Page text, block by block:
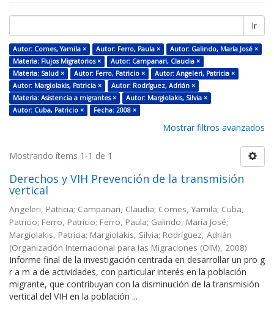
Ir
Autor: Comes, Yamila × Autor: Ferro, Paula ×
Autor: Galindo, María José ×
Materia: Flujos Migratorios ×
Autor: Campanari, Claudia ×
Materia: Salud ×
Autor: Ferro, Patricio ×
Autor: Angeleri, Patricia ×
Autor: Margiolakis, Patricia ×
Autor: Rodríguez, Adrián ×
Materia: Asistencia a migrantes ×
Autor: Margiolakis, Silvia ×
Autor: Cuba, Patricio ×
Fecha: 2008 ×
Mostrar filtros avanzados
Mostrando ítems 1-1 de 1
Derechos y VIH Prevención de la transmisión
vertical
Angeleri, Patricia; Campanari, Claudia; Comes, Yamila; Cuba,
Patricio; Ferro, Patricio; Ferro, Paula; Galindo, María José;
Margiolakis, Patricia; Margiolakis, Silvia; Rodríguez, Adrián
(Organización Internacional para las Migraciones (OIM), 2008)
Informe final de la investigación centrada en desarrollar un pro g
r a m a de actividades, con particular interés en la población
migrante, que contribuyan con la disminución de la transmisión
vertical del VIH en la población ...